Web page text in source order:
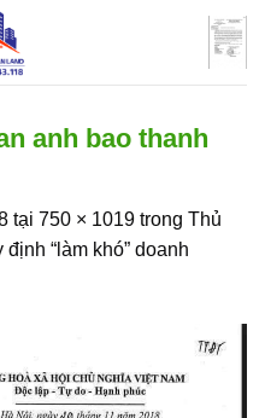
anh bao thanh
tại 750 × 1019 trong Thủ
“làm khó” doanh